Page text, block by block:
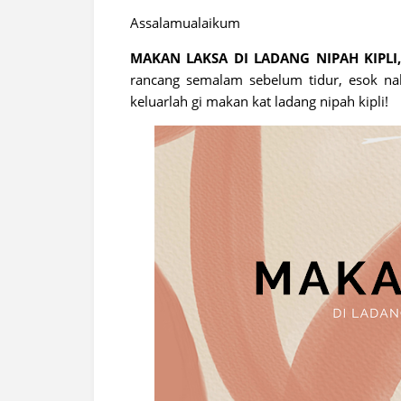
Assalamualaikum
MAKAN LAKSA DI LADANG NIPAH KIPLI,
rancang semalam sebelum tidur, esok
keluarlah gi makan kat ladang nipah kipli!